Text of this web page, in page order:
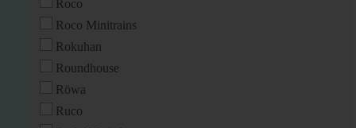
Roco
Roco Minitrains
Rokuhan
Roundhouse
Röwa
Ruco